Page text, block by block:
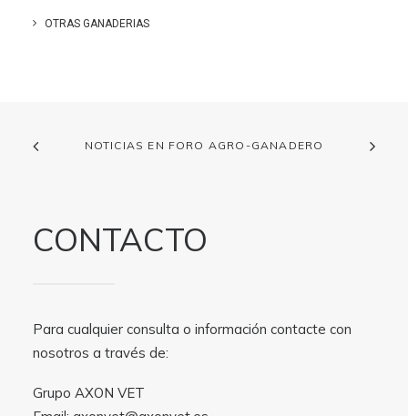
OTRAS GANADERIAS
NOTICIAS EN FORO AGRO-GANADERO
CONTACTO
Para cualquier consulta o información contacte con
nosotros a través de:
Grupo AXON VET